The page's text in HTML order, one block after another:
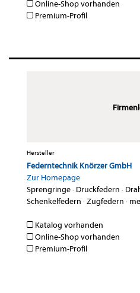
Online-Shop vorhanden
Premium-Profil
Hersteller
Federntechnik Knörzer GmbH
Zur Homepage
Sprengringe· Druckfedern ·
Schenkelfedern ·Zugfedern ·
Katalog vorhanden
Online-Shop vorhanden
Premium-Profil